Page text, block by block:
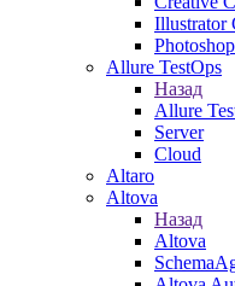
Illustrator
Allure TestOps
Назад
Allure
Server
Cloud
Altaro
Altova
Назад
Altova